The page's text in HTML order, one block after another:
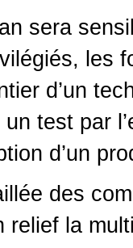
sera
les
d’un
test par
d’un
des
relief la